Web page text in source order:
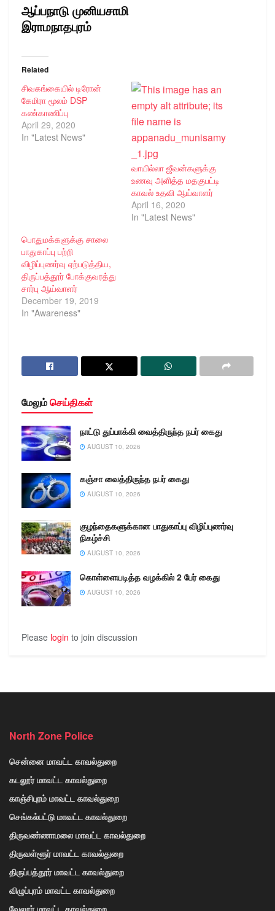
ஆப்பநாடு முனியசாமி
இராமநாதபுரம்
Related
சிவகங்கையில் டிரோன்
கேமிரா மூலம் DSP
கண்காணிப்பு
April 29, 2020
In "Latest News"
வாயில்லா ஜீவன்களுக்கு
உணவு அளித்த மதகுபட்டி
காவல் உதவி ஆய்வாளர்
April 16, 2020
In "Latest News"
பொதுமக்களுக்கு சாலை
பாதுகாப்பு பற்றி
விழிப்புணர்வு ஏற்படுத்திய,
திருப்பத்தூர் போக்குவரத்து
சார்பு ஆய்வாளர்
December 19, 2019
In "Awareness"
மேலும்செய்திகள்
நாட்டு துப்பாக்கி வைத்திருந்த நபர் கைது
AUGUST 10, 2026
கஞ்சா வைத்திருந்த நபர் கைது
AUGUST 10, 2026
குழந்தைகளுக்கான பாதுகாப்பு விழிப்புணர்வு
நிகழ்ச்சி
AUGUST 10, 2026
கொள்ளையடித்த வழக்கில் 2 பேர் கைது
AUGUST 10, 2026
Please login to join discussion
North Zone Police
சென்னை மாவட்ட காவல்துறை
கடலூர் மாவட்ட காவல்துறை
காஞ்சிபுரம் மாவட்ட காவல்துறை
செங்கல்பட்டு மாவட்ட காவல்துறை
திருவண்ணாமலை மாவட்ட காவல்துறை
திருவள்ளூர் மாவட்ட காவல்துறை
திருப்பத்தூர் மாவட்ட காவல்துறை
விழுப்புரம் மாவட்ட காவல்துறை